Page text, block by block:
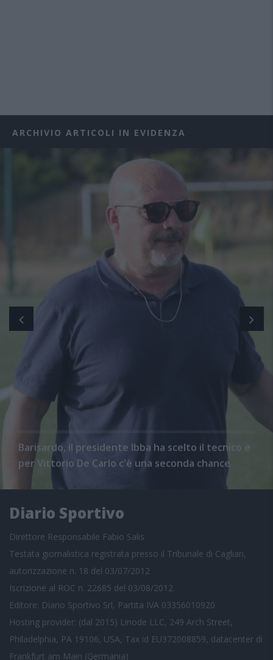
ARCHIVIO ARTICOLI IN EVIDENZA
Barisardo, il presidente Ibba ha scelto il tecnico e
per Vittorio De Carlo c'è una seconda chance
Diario Sportivo
Direttore Responsabile Fabio Salis
Testata giornalistica registrata presso il Tribunale di Cagliari,
autorizzazione n. 18 del 03/07/2012
Iscrizione al ROC n. 22685 del 03/08/2012
Editore: Diario Sportivo Srl, Partita IVA 03356010920
Hosting provider: (dal 2015) Linode LLC, 249 Arch Street,
Philadelphia, PA 19106, USA, Tax id EU372008859, datacenter di
Frankfurt am Main (Germania)